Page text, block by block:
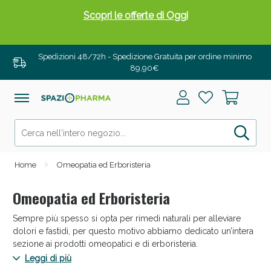
Spedizioni 48/72h - Spedizione Gratuita per ordine minimo
89,90€
Home Omeopatia ed Erboristeria
Omeopatia ed Erboristeria
Sempre più spesso si opta per rimedi naturali per alleviare
dolori e fastidi, per questo motivo abbiamo dedicato un’intera
sezione ai prodotti omeopatici e di erboristeria.
Troverai tisane, oli ed estratti vegetali, pomate, ma anche
Leggi di più
Drenanti e Pancia Piatta: Sconti fino al 55% validi
Salini e Multivitaminici: oggi Sconto extra fino al
50%!